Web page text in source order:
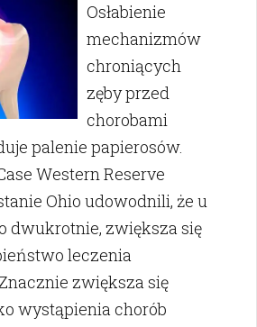
Osłabienie
mechanizmów
chroniących
zęby przed
chorobami
palenie papierosów.
Western Reserve
Ohio udowodnili, że u
dwukrotnie, zwiększa się
leczenia
zwiększa się
wystąpienia chorób